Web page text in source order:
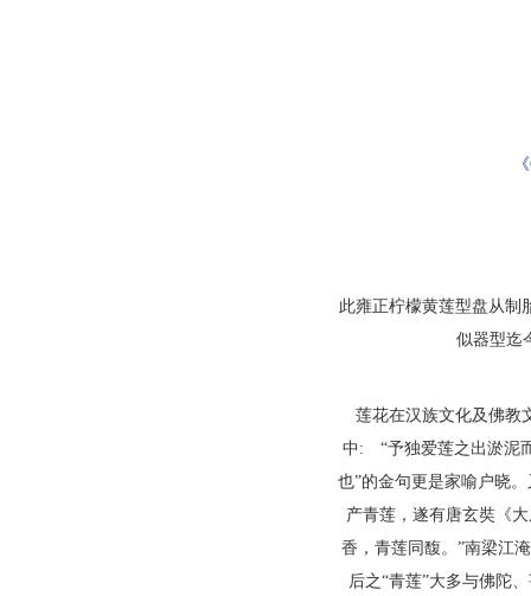
此雍正柠檬黄莲型盘从制
似器型迄
莲花在汉族文化及佛教
中: “予独爱莲之出淤泥
也”的金句更是家喻户晓
产青莲，遂有唐玄奘《
香，青莲同馥。”南梁江
后之“青莲”大多与佛陀